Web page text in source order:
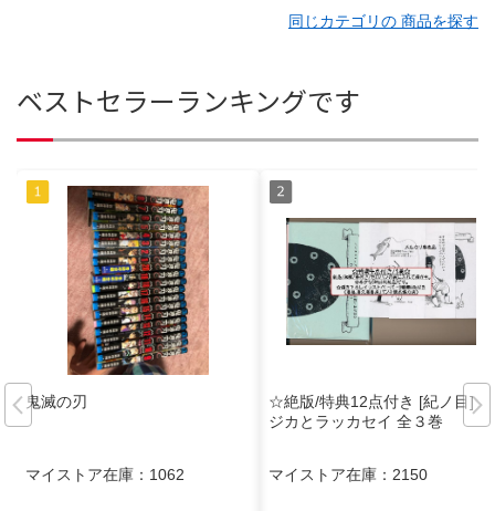
同じカテゴリの 商品を探す
ベストセラーランキングです
鬼滅の刃
マイストア在庫： 1062
☆絶版/特典12点付き [紀ノ目] ロ
ジカとラッカセイ 全３巻
マイストア在庫： 2150